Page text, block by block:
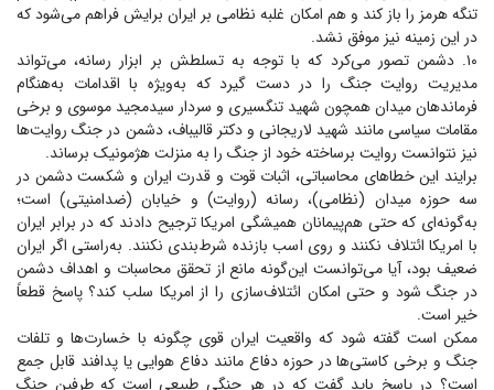
تنگه هرمز را باز کند و هم امکان غلبه نظامی بر ایران برایش فراهم می‌شود که
در این زمینه نیز موفق نشد.
۱۰. دشمن تصور می‌کرد که با توجه به تسلطش بر ابزار رسانه، می‌تواند
مدیریت روایت جنگ را در دست گیرد که به‌ویژه با اقدامات به‌هنگام
فرماندهان میدان همچون شهید تنگسیری و سردار سیدمجید موسوی و برخی
مقامات سیاسی مانند شهید لاریجانی و دکتر قالیباف، دشمن در جنگ روایت‌ها
نیز نتوانست روایت برساخته خود از جنگ را به منزلت هژمونیک برساند.
برایند این خطا‌های محاسباتی، اثبات قوت و قدرت ایران و شکست دشمن در
سه حوزه میدان (نظامی)، رسانه (روایت) و خیابان (ضدامنیتی) است؛
به‌گونه‌ای که حتی هم‌پیمانان همیشگی امریکا ترجیح دادند که در برابر ایران
با امریکا ائتلاف نکنند و روی اسب بازنده شرط‌بندی نکنند. به‌راستی اگر ایران
ضعیف بود، آیا می‌توانست این‌گونه مانع از تحقق محاسبات و اهداف دشمن
در جنگ شود و حتی امکان ائتلاف‌سازی را از امریکا سلب کند؟ پاسخ قطعاً
خیر است.
ممکن است گفته شود که واقعیت ایران قوی چگونه با خسارت‌ها و تلفات
جنگ و برخی کاستی‌ها در حوزه دفاع مانند دفاع هوایی یا پدافند قابل جمع
است؟ در پاسخ باید گفت که در هر جنگی طبیعی است که طرفین جنگ